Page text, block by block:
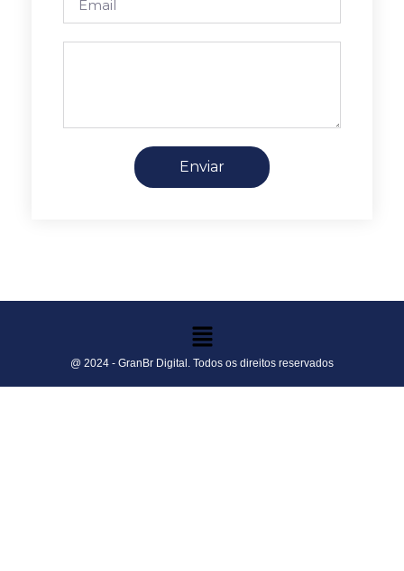
Enviar
@ 2024 - GranBr Digital. Todos os direitos reservados